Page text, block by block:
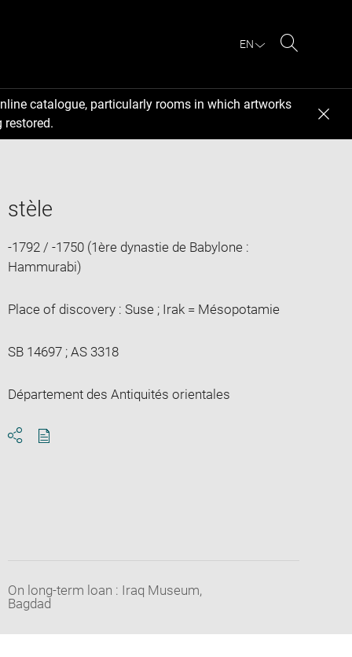
EN
catalogue, particularly rooms in which artworks
restored.
stèle
-1792 / -1750 (1ère dynastie de Babylone :
Hammurabi)
Place of discovery : Suse ; Irak = Mésopotamie
SB 14697 ; AS 3318
Département des Antiquités orientales
On long-term loan : Iraq Museum,
Bagdad